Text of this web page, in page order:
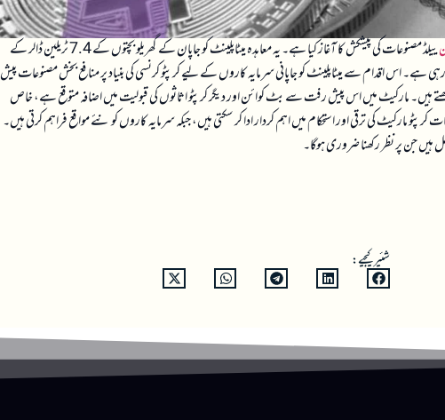
ییلڈ مصنوعات کی پیشکش کا آغاز کیا ہے۔ یہ معاہدہ میٹاپلینٹ کو جاپان کے گھریلو بچتوں کے 7.4 ٹریلین ڈالر کے
اس اقدام سے میٹاپلینٹ کو جاپانی سرمایہ کاروں کے لیے کرپٹو کرنسی کی بنیاد پر منافع بخش مصنوعات پیش
ہیں۔ مارکیٹ میں اس پیش رفت سے بٹ کوائن اور دیگر کرپٹو اثاثوں کی قبولیت میں اضافہ متوقع ہے، خاص
مارکیٹ کی ترقی اور استحکام میں اہم کردار ادا کر سکتی ہیں، جبکہ سرمایہ کاروں کو نئے مواقع فراہم کرتی ہیں۔
ہیں جن پر نظر رکھنا ضروری ہوگا۔
شئیر کیجیے: